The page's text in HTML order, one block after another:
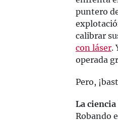
puntero
calibrar
con láser.
operada
Pero,
La
Robando